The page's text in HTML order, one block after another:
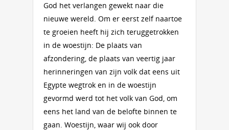
God het verlangen gewekt naar die
nieuwe wereld. Om er eerst zelf naartoe
te groeien heeft hij zich teruggetrokken
in de woestijn: De plaats van
afzondering, de plaats van veertig jaar
herinneringen van zijn volk dat eens uit
Egypte wegtrok en in de woestijn
gevormd werd tot het volk van God, om
eens het land van de belofte binnen te
gaan. Woestijn, waar wij ook door